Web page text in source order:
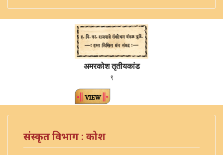
अमरकोश तृतीयकांड
९
संस्कृत विभाग : कोश